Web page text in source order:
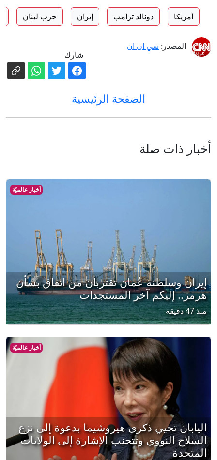
أمريكا دونالد ترامب إيران حرب لبنان
المصدر: سي ان ان
شارك
الصفحة الرئيسية
أخبار ذات صلة
أخبار عالميّة
إيران وسلطنة عُمان تقتربان من اتفاق بشأن
هرمز.. إليكم آخر المستجدات
منذ 47 دقيقة
أخبار عالميّة
اليابان تحيي ذكرى هيروشيما بدعوة إلى نزع
السلاح النووي وتتجنب الإشارة إلى الولايات
المتحدة